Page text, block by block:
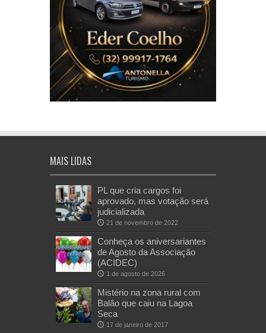
MAIS LIDAS
PL que cria cargos foi
aprovado, mas votação será
judicializada
21 de novembro de 2022
Conheça os aniversariantes
de Agosto da Associação
(ACIDEC)
1 de agosto de 2026
Mistério na zona rural com
Balão que caiu na Lagoa
Seca
17 de janeiro de 2017